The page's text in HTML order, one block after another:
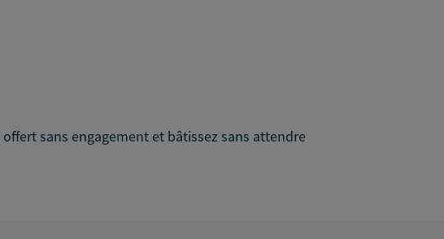
sans engagement et bâtissez sans attendre